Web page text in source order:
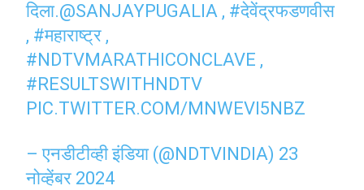
दिला.@SANJAYPUGALIA , #देवेंद्रफडणवीस
, #महाराष्ट्र ,
#NDTVMARATHICONCLAVE ,
#RESULTSWITHNDTV
PIC.TWITTER.COM/MNWEVI5NBZ
– एनडीटीव्ही इंडिया (@NDTVINDIA) 23
नोव्हेंबर 2024